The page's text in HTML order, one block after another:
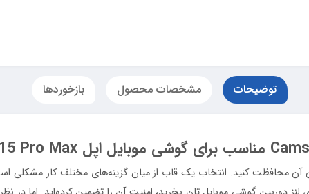
توضیحات مشخصات محصول بازخوردها